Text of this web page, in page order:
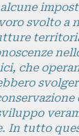
svolto a
che
In tutto